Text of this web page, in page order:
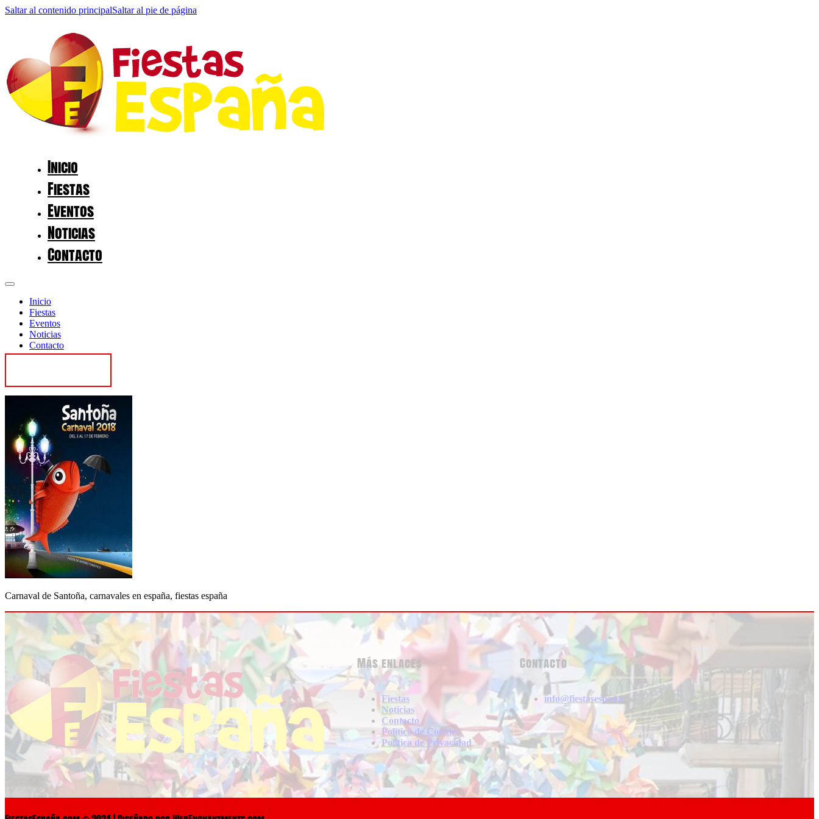
Saltar al contenido principalSaltar al pie de página
Inicio
Fiestas
Eventos
Noticias
Contacto
Inicio
Fiestas
Eventos
Noticias
Contacto
Carnaval de Santoña, carnavales en españa, fiestas españa
Más enlaces
Fiestas
Noticias
Contacto
Politica de Cookies
Politica de Privacidad
Contacto
info@fiestasespaña